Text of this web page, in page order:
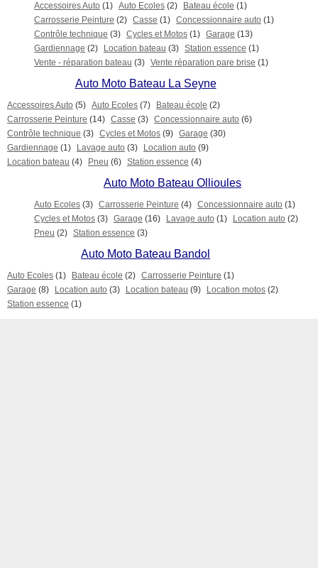
Accessoires Auto (1) Auto Ecoles (2) Bateau école (1)
Carrosserie Peinture (2) Casse (1) Concessionnaire auto (1)
Contrôle technique (3) Cycles et Motos (1) Garage (13)
Gardiennage (2) Location bateau (3) Station essence (1)
Vente - réparation bateau (3) Vente réparation pare brise (1)
Auto Moto Bateau La Seyne
Accessoires Auto (5) Auto Ecoles (7) Bateau école (2)
Carrosserie Peinture (14) Casse (3) Concessionnaire auto (6)
Contrôle technique (3) Cycles et Motos (9) Garage (30)
Gardiennage (1) Lavage auto (3) Location auto (9)
Location bateau (4) Pneu (6) Station essence (4)
Auto Moto Bateau Ollioules
Auto Ecoles (3) Carrosserie Peinture (4) Concessionnaire auto (1)
Cycles et Motos (3) Garage (16) Lavage auto (1) Location auto (2)
Pneu (2) Station essence (3)
Auto Moto Bateau Bandol
Auto Ecoles (1) Bateau école (2) Carrosserie Peinture (1)
Garage (8) Location auto (3) Location bateau (9) Location motos (2)
Station essence (1)